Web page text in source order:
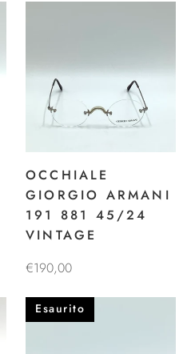
OCCHIALE
GIORGIO ARMANI
191 881 45/24
VINTAGE
€190,00
Esaurito